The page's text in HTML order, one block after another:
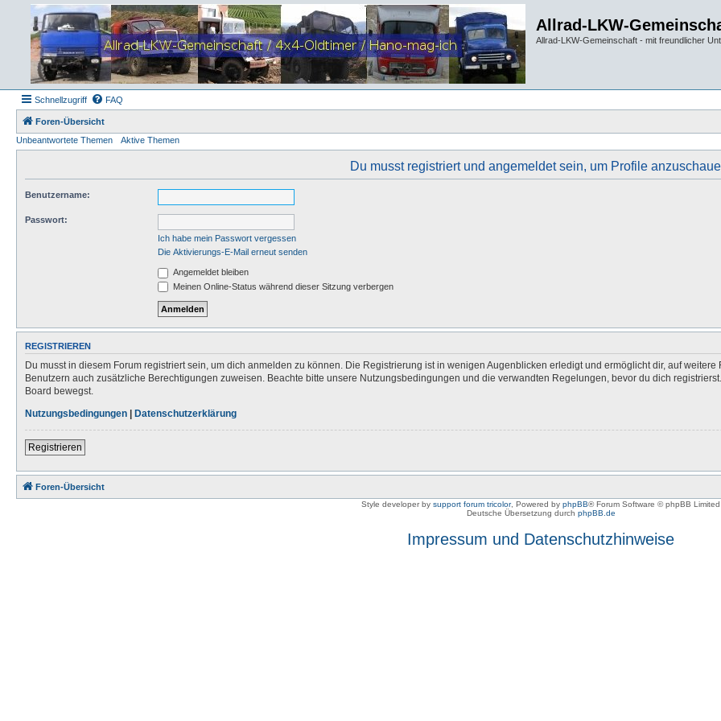
Allrad-LKW-
Allrad-LKW-Gemeinschaft - mit freundlicher
Schnellzugriff FAQ
Foren-Übersicht
Unbeantwortete Themen
Aktive Themen
Du musst registriert und angemeldet sein, um Profile
Benutzername:
Passwort:
Ich habe mein Passwort vergessen
Die Aktivierungs-E-Mail erneut senden
Angemeldet bleiben
Meinen Online-Status während dieser Sitzung verbergen
REGISTRIEREN
Du musst in diesem Forum registriert sein, um dich anmelden zu können. Die Registrierung ist in wenigen Augenblicken erledigt und ermöglicht dir, auf
Benutzern auch zusätzliche Berechtigungen zuweisen. Beachte bitte unsere Nutzungsbedingungen und die verwandten Regelungen, bevor du dich
Board bewegst.
Nutzungsbedingungen | Datenschutzerklärung
Registrieren
Foren-Übersicht
Style developer by support forum tricolor, Powered by phpBB® Forum Software © phpBB Limited
Deutsche Übersetzung durch phpBB.de
Impressum und Datenschutzhinweise